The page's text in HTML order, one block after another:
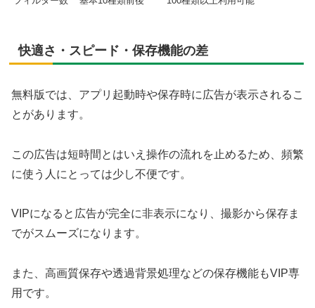
快適さ・スピード・保存機能の差
無料版では、アプリ起動時や保存時に広告が表示されるこ
とがあります。
この広告は短時間とはいえ操作の流れを止めるため、頻繁
に使う人にとっては少し不便です。
VIPになると広告が完全に非表示になり、撮影から保存ま
でがスムーズになります。
また、高画質保存や透過背景処理などの保存機能もVIP専
用です。